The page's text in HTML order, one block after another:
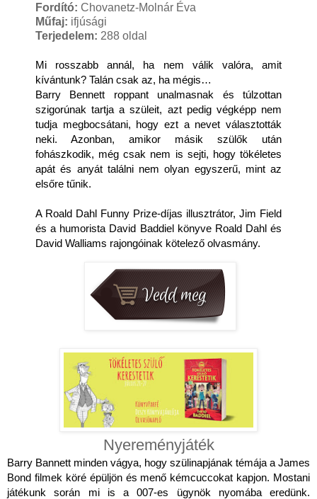
Fordító: Chovanetz-Molnár Éva
Műfaj: ifjúsági
Terjedelem: 288 oldal
Mi rosszabb annál, ha nem válik valóra, amit
kívántunk? Talán csak az, ha mégis…
Barry Bennett roppant unalmasnak és túlzottan
szigorúnak tartja a szüleit, azt pedig végképp nem
tudja megbocsátani, hogy ezt a nevet választották
neki. Azonban, amikor másik szülők után
fohászkodik, még csak nem is sejti, hogy tökéletes
apát és anyát találni nem olyan egyszerű, mint az
elsőre tűnik.
A Roald Dahl Funny Prize-díjas illusztrátor, Jim Field
és a humorista David Baddiel könyve Roald Dahl és
David Walliams rajongóinak kötelező olvasmány.
Nyereményjáték
Barry Bannett minden vágya, hogy szülinapjának témája a James
Bond filmek köré épüljön és menő kémcuccokat kapjon. Mostani
játékunk során mi is a 007-es ügynök nyomába eredünk.